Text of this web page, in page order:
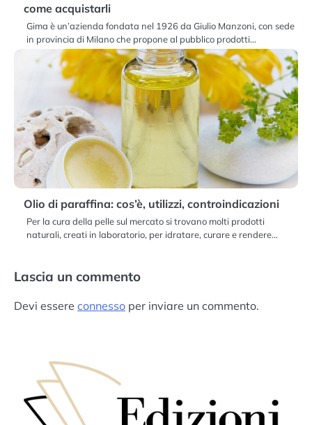
come acquistarli
Gima è un’azienda fondata nel 1926 da Giulio Manzoni, con sede
in provincia di Milano che propone al pubblico prodotti…
Olio di paraffina: cos’è, utilizzi, controindicazioni
Per la cura della pelle sul mercato si trovano molti prodotti
naturali, creati in laboratorio, per idratare, curare e rendere…
Lascia un commento
Devi essere connesso per inviare un commento.